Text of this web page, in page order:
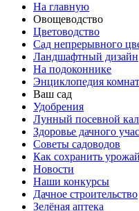
На главную
Овощеводство
Цветоводство
Сад непрерывного
Ландшафтный дизайн
На подоконнике
Энциклопедия
Ваш сад
Удобрения
Лунный посевной
Здоровье дачного
Советы садоводов
Как сохранить урожай
Новости
Наши конкурсы
Дачное строительство
Зелёная аптека